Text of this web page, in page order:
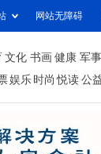
网站无障碍
文化 书画 健康 军事
娱乐 时尚 悦读 公